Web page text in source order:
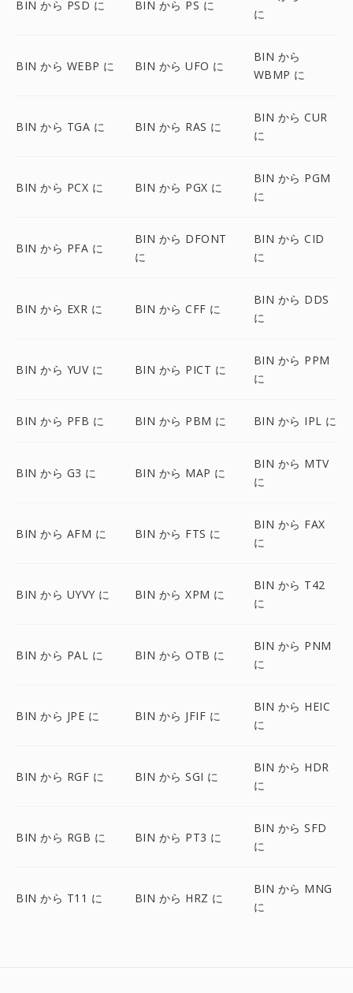
BIN から PSD に BIN から PS に
に
BIN から WEBP に BIN から UFO に
BIN から
WBMP に
BIN から TGA に BIN から RAS に
BIN から CUR
に
BIN から PCX に BIN から PGX に
BIN から PGM
に
BIN から PFA に
BIN から DFONT
に
BIN から CID
に
BIN から EXR に BIN から CFF に
BIN から DDS
に
BIN から YUV に BIN から PICT に
BIN から PPM
に
BIN から PFB に BIN から PBM に BIN から IPL に
BIN から G3 に BIN から MAP に
BIN から MTV
に
BIN から AFM に BIN から FTS に
BIN から FAX
に
BIN から UYVY に BIN から XPM に
BIN から T42
に
BIN から PAL に BIN から OTB に
BIN から PNM
に
BIN から JPE に BIN から JFIF に
BIN から HEIC
に
BIN から RGF に BIN から SGI に
BIN から HDR
に
BIN から RGB に BIN から PT3 に
BIN から SFD
に
BIN から T11 に BIN から HRZ に
BIN から MNG
に